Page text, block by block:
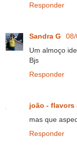
Responder
Sandra G
Um almoço
Bjs
Responder
joão - flavors
mas que
Responder